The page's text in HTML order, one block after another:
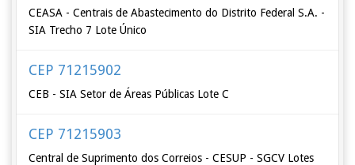
CEASA - Centrais de Abastecimento do Distrito Federal S.A. -
SIA Trecho 7 Lote Único
CEP 71215902
CEB - SIA Setor de Áreas Públicas Lote C
CEP 71215903
Central de Suprimento dos Correios - CESUP - SGCV Lotes